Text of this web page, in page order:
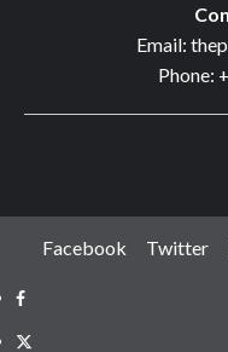
Email:
Phone:
Facebook Twitter
Facebook
Twitter